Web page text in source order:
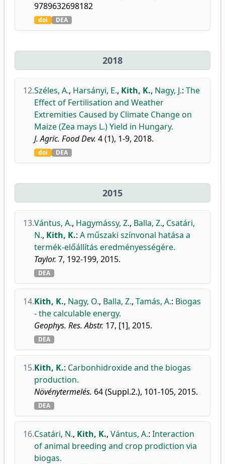
9789632698182
doi DEA
2018
12.Széles, A., Harsányi, E., Kith, K., Nagy, J.: The
Effect of Fertilisation and Weather
Extremities Caused by Climate Change on
Maize (Zea mays L.) Yield in Hungary.
J. Agric. Food Dev. 4 (1), 1-9, 2018.
doi DEA
2015
13.Vántus, A., Hagymássy, Z., Balla, Z., Csatári,
N., Kith, K.: A műszaki színvonal hatása a
termék-előállítás eredményességére.
Taylor. 7, 192-199, 2015.
DEA
14.Kith, K., Nagy, O., Balla, Z., Tamás, A.: Biogas
- the calculable energy.
Geophys. Res. Abstr. 17, [1], 2015.
DEA
15.Kith, K.: Carbonhidroxide and the biogas
production.
Növénytermelés. 64 (Suppl.2.), 101-105, 2015.
DEA
16.Csatári, N., Kith, K., Vántus, A.: Interaction
of animal breeding and crop prodiction via
biogas.